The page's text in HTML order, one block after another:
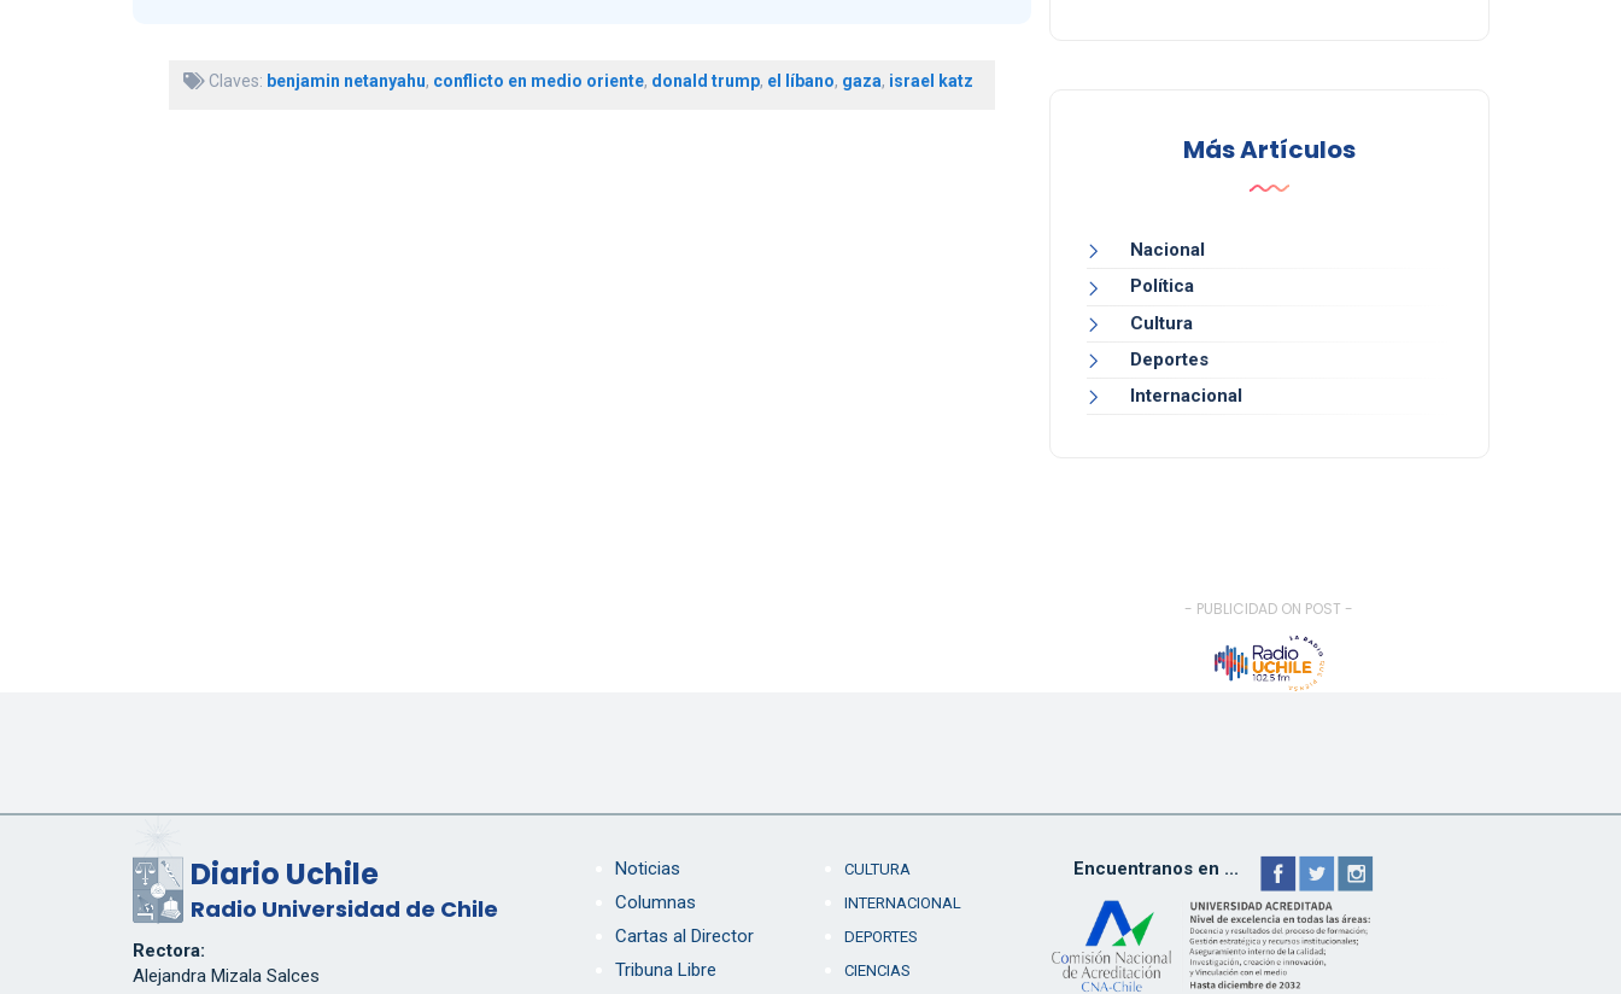
Claves: benjamin netanyahu, conflicto en medio oriente, donald trump, el líbano, gaza, israel katz
Más Artículos
Nacional
Política
Cultura
Deportes
Internacional
- PUBLICIDAD ON POST -
Diario Uchile
Radio Universidad de Chile
Rectora:
Alejandra Mizala Salces
Noticias
Columnas
Cartas al Director
Tribuna Libre
CULTURA
INTERNACIONAL
DEPORTES
CIENCIAS
Encuentranos en ...